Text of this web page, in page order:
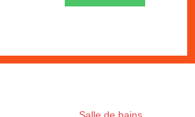
Salle de bains